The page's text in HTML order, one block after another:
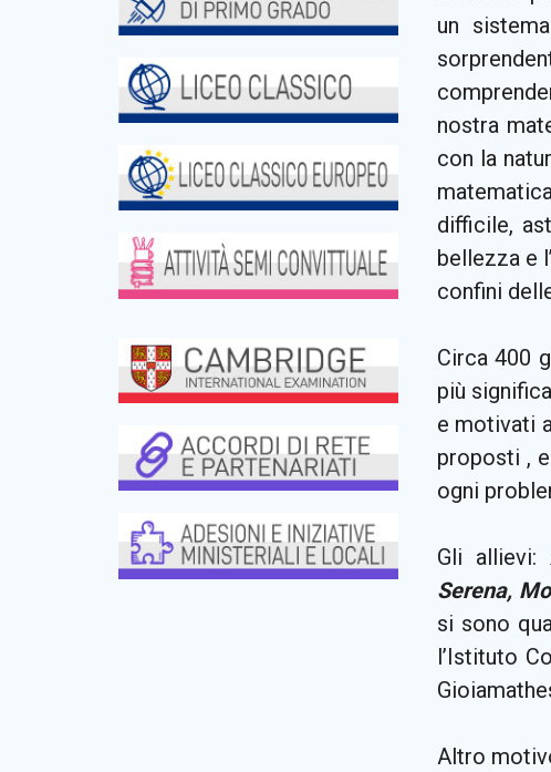
un
nostra
con la
difficile,
bellezza e
confini
Circa 400
più
e motivati
proposti ,
ogni
Gli allievi:
Serena,
si sono
l’Istituto
Altro